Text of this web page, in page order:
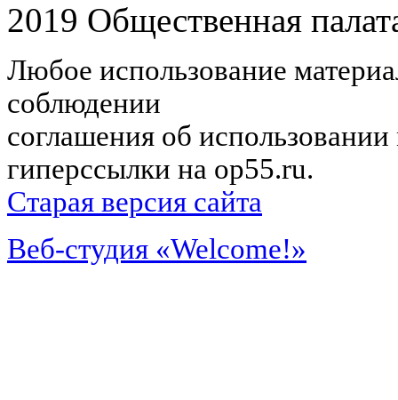
2019 Общественная
Любое использование
соблюдении
соглашения об
гиперссылки на op55.ru.
Старая версия сайта
Веб-студия «Welcome!»